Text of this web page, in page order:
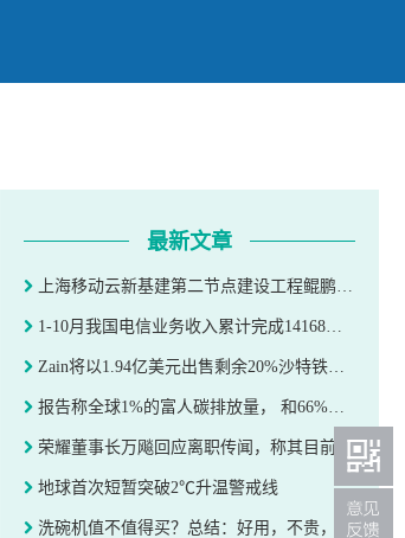
最新文章
上海移动云新基建第二节点建设工程鲲鹏服务器集采：万达、执讯中标
1-10月我国电信业务收入累计完成14168亿元 同比增长6.9%
Zain将以1.94亿美元出售剩余20%沙特铁塔业务股份
报告称全球1%的富人碳排放量， 和66%（51.1亿人）不富裕人群相当
荣耀董事长万飚回应离职传闻，称其目前仍在公司任职
地球首次短暂突破2℃升温警戒线
洗碗机值不值得买？总结：好用，不贵，不废水